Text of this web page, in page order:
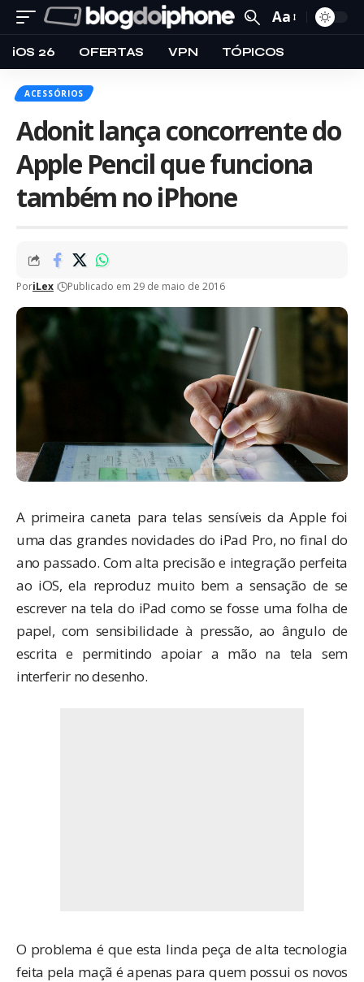
Aa
iOS 26 OFERTAS VPN TÓPICOS
ACESSÓRIOS
Adonit lança concorrente do
Apple Pencil que funciona
também no iPhone
PoriLex Publicado em 29 de maio de 2016
A primeira caneta para telas sensíveis da Apple foi
uma das grandes novidades do iPad Pro, no final do
ano passado. Com alta precisão e integração perfeita
ao iOS, ela reproduz muito bem a sensação de se
escrever na tela do iPad como se fosse uma folha de
papel, com sensibilidade à pressão, ao ângulo de
escrita e permitindo apoiar a mão na tela sem
interferir no desenho.
O problema é que esta linda peça de alta tecnologia
feita pela maçã é apenas para quem possui os novos